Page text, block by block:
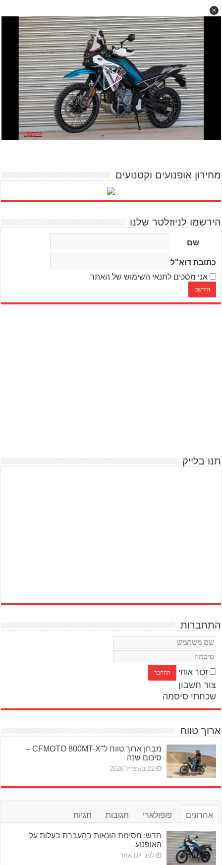
מחירון אופנועים וקטנועים
הירשמו לניוזלטר שלנו
שם
כתובת דוא"ל
אני מסכים לתנאי השימוש של האתר
תנו בלייק
התחברות
זכור אותי
צור חשבון
שכחתי סיסמה
ארוך טווח
מבחן ארוך טווח ל־CFMOTO 800MT-X –
סיכום שנה
22 באפריל 2026
אחרונים פופולארי תגובות תגיות
חדש: חסימת הונאות בהעברת בעלות על
האופנוע
לפני יום אחד